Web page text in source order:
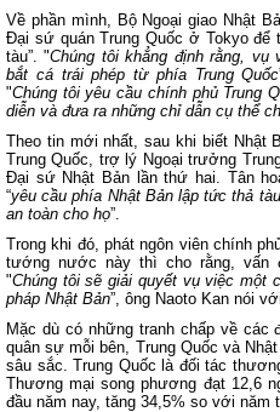
Về phần mình, Bộ Ngoại giao Nhật
Đại sứ quán Trung Quốc ở Tokyo để
tàu”. "Chúng tôi khẳng định rằng, vụ
bắt cá trái phép từ phía Trung Quốc
"Chúng tôi yêu cầu chính phủ Trung
diễn và đưa ra những chỉ dẫn cụ thể
Theo tin mới nhất, sau khi biết Nhật
Trung Quốc, trợ lý Ngoại trưởng
Đại sứ Nhật Bản lần thứ hai. Tân
“yêu cầu phía Nhật Bản lập tức thả
an toàn cho họ”.
Trong khi đó, phát ngôn viên chính
tướng nước này thì cho rằng, vấn
"Chúng tôi sẽ giải quyết vụ việc một
pháp Nhật Bản”, ông Naoto Kan nói
Mặc dù có những tranh chấp về các
quân sự mỗi bên, Trung Quốc và
sâu sắc. Trung Quốc là đối tác
Thương mại song phương đạt 12,6
đầu năm nay, tăng 34,5% so với năm